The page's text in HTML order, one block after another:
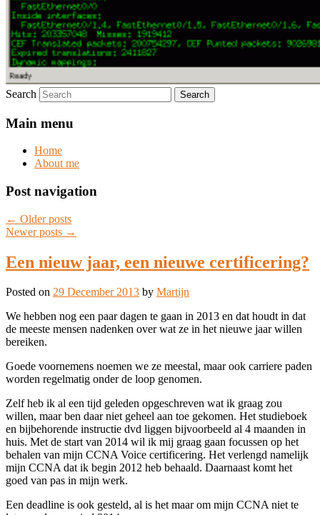
Search
Main menu
Home
About me
Post navigation
← Older posts
Newer posts →
Een nieuw jaar, een nieuwe certificering?
Posted on 29 December 2013 by Martijn
We hebben nog een paar dagen te gaan in 2013 en dat houdt in dat
de meeste mensen nadenken over wat ze in het nieuwe jaar willen
bereiken.
Goede voornemens noemen we ze meestal, maar ook carriere paden
worden regelmatig onder de loop genomen.
Zelf heb ik al een tijd geleden opgeschreven wat ik graag zou
willen, maar ben daar niet geheel aan toe gekomen. Het studieboek
en bijbehorende instructie dvd liggen bijvoorbeeld al 4 maanden in
huis. Met de start van 2014 wil ik mij graag gaan focussen op het
behalen van mijn CCNA Voice certificering. Het verlengd namelijk
mijn CCNA dat ik begin 2012 heb behaald. Daarnaast komt het
goed van pas in mijn werk.
Een deadline is ook gesteld, al is het maar om mijn CCNA niet te